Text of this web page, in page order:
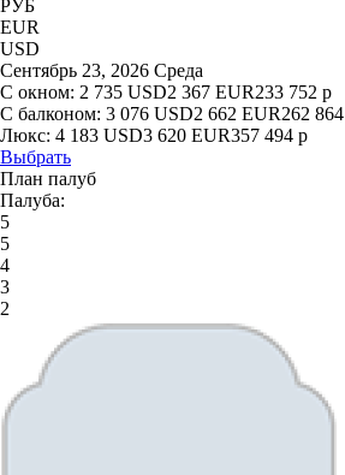
РУБ
EUR
USD
Сентябрь 23, 2026 Среда
С окном: 2 735 USD2 367 EUR233 752 р
С балконом: 3 076 USD2 662 EUR262 864
Люкс: 4 183 USD3 620 EUR357 494 р
Выбрать
План палуб
Палуба:
5
5
4
3
2